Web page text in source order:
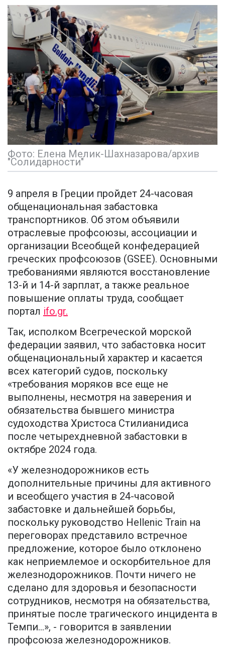
Фото: Елена Мелик-Шахназарова/архив
"Солидарности"
9 апреля в Греции пройдет 24-часовая
общенациональная забастовка
транспортников. Об этом объявили
отраслевые профсоюзы, ассоциации и
организации Всеобщей конфедерацией
греческих профсоюзов (GSEE). Основными
требованиями являются восстановление
13-й и 14-й зарплат, а также реальное
повышение оплаты труда, сообщает
портал ifo.gr.
Так, исполком Всегреческой морской
федерации заявил, что забастовка носит
общенациональный характер и касается
всех категорий судов, поскольку
«требования моряков все еще не
выполнены, несмотря на заверения и
обязательства бывшего министра
судоходства Христоса Стилианидиса
после четырехдневной забастовки в
октябре 2024 года.
«У железнодорожников есть
дополнительные причины для активного
и всеобщего участия в 24-часовой
забастовке и дальнейшей борьбы,
поскольку руководство Hellenic Train на
переговорах представило встречное
предложение, которое было отклонено
как неприемлемое и оскорбительное для
железнодорожников. Почти ничего не
сделано для здоровья и безопасности
сотрудников, несмотря на обязательства,
принятые после трагического инцидента в
Темпи...», - говорится в заявлении
профсоюза железнодорожников.